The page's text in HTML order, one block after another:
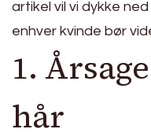
artikel vil vi dykke
enhver kvinde bør
1.
hår